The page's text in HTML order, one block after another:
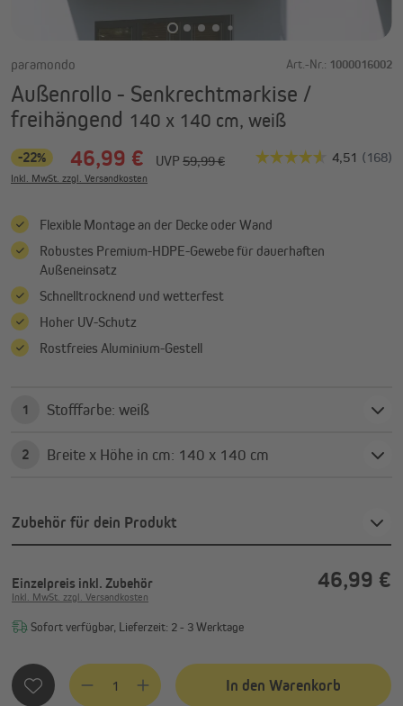
paramondo Art.-Nr.: 1000016002
Außenrollo - Senkrechtmarkise /
freihängend 140 x 140 cm, weiß
-22% 46,99 € UVP 59,99 €
Inkl. MwSt. zzgl. Versandkosten
Flexible Montage an der Decke oder Wand
Robustes Premium-HDPE-Gewebe für dauerhaften
Außeneinsatz
Schnelltrocknend und wetterfest
Hoher UV-Schutz
Rostfreies Aluminium-Gestell
1 Stofffarbe: weiß
2 Breite x Höhe in cm: 140 x 140 cm
Zubehör für dein Produkt
Einzelpreis inkl. Zubehör 46,99 €
Inkl. MwSt. zzgl. Versandkosten
Sofort verfügbar, Lieferzeit: 2 - 3 Werktage
Produkt Anzahl: Gib den gewünschten Wert ein oder
In den Warenkorb